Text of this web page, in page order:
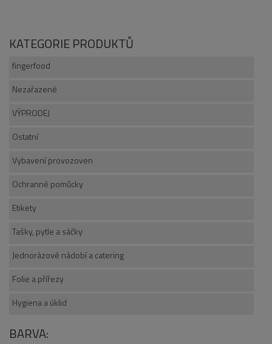
KATEGORIE PRODUKTŮ
fingerfood
Nezařazené
VÝPRODEJ
Ostatní
Vybavení provozoven
Ochranné pomůcky
Etikety
Tašky, pytle a sáčky
Jednorázové nádobí a catering
Folie a přířezy
Hygiena a úklid
BARVA: